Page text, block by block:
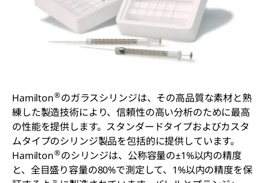
Hamilton®のガラスシリンジは、その高品質な素材と熟
練した製造技術により、信頼性の高い分析のために最高
の性能を提供します。スタンダードタイプおよびカスタ
ムタイプのシリンジ製品を包括的に提供しています。
Hamilton®のシリンジは、公称容量の±1%以内の精度
と、全目盛り容量の80%で測定して、1%以内の精度を保